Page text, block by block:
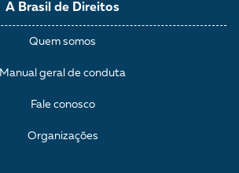
A Brasil de Direitos
Quem somos
Manual geral de conduta
Fale conosco
Organizações